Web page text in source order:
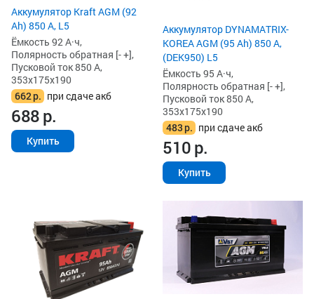
Аккумулятор Kraft AGM (92
Ah) 850 А, L5
Ёмкость 92 А·ч,
Полярность обратная [- +],
Пусковой ток 850 А,
353x175x190
662р. при сдаче акб
688р.
Купить
Аккумулятор DYNAMATRIX-
KOREA AGM (95 Ah) 850 А,
(DEK950) L5
Ёмкость 95 А·ч,
Полярность обратная [- +],
Пусковой ток 850 А,
353x175x190
483р. при сдаче акб
510р.
Купить